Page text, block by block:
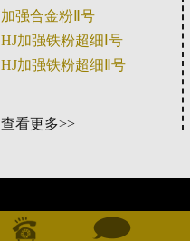
加强合金粉Ⅱ号
HJ加强铁粉超细Ⅰ号
HJ加强铁粉超细Ⅱ号
查看更多>>